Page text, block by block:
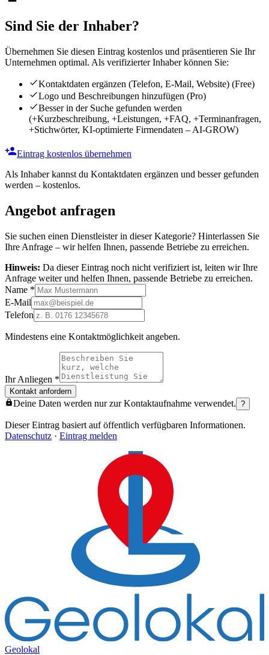
Sind Sie der Inhaber?
Übernehmen Sie diesen Eintrag kostenlos und präsentieren Sie Ihr
Unternehmen optimal. Als verifizierter Inhaber können Sie:
Kontaktdaten ergänzen (Telefon, E-Mail, Website) (Free)
Logo und Beschreibungen hinzufügen (Pro)
Besser in der Suche gefunden werden
(+Kurzbeschreibung, +Leistungen, +FAQ, +Terminanfragen,
+Stichwörter, KI-optimierte Firmendaten – AI-GROW)
Eintrag kostenlos übernehmen
Als Inhaber kannst du Kontaktdaten ergänzen und besser gefunden
werden – kostenlos.
Angebot anfragen
Sie suchen einen Dienstleister in dieser Kategorie? Hinterlassen Sie
Ihre Anfrage – wir helfen Ihnen, passende Betriebe zu erreichen.
Hinweis: Da dieser Eintrag noch nicht verifiziert ist, leiten wir Ihre
Anfrage weiter und helfen Ihnen, passende Betriebe zu erreichen.
Name *
E-Mail
Telefon
Mindestens eine Kontaktmöglichkeit angeben.
Ihr Anliegen *
Kontakt anfordern
Deine Daten werden nur zur Kontaktaufnahme verwendet. ?
Dieser Eintrag basiert auf öffentlich verfügbaren Informationen.
Datenschutz · Eintrag melden
Geolokal